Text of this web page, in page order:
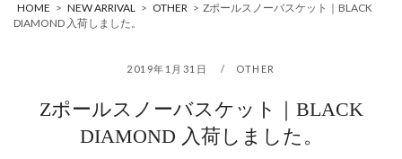
HOME > NEW ARRIVAL > OTHER > Zポールスノーバスケット｜BLACK
DIAMOND 入荷しました。
2019年1月31日 OTHER
Zポールスノーバスケット｜BLACK
DIAMOND 入荷しました。